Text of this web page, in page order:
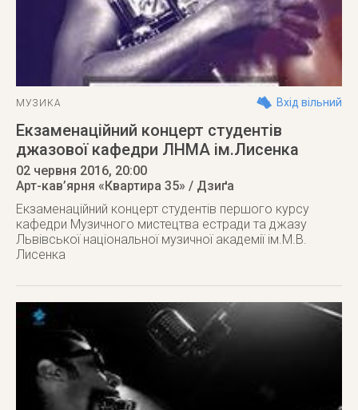
МУЗИКА Вхід вільний
Екзаменаційний концерт студентів
джазової кафедри ЛНМА ім.Лисенка
02 червня 2016, 20:00
Арт-кав’ярня «Квартира 35» / Дзиґа
Екзаменаційний концерт студентів першого курсу
кафедри Музичного мистецтва естради та джазу
Львівської національної музичної академії ім.М.В.
Лисенка